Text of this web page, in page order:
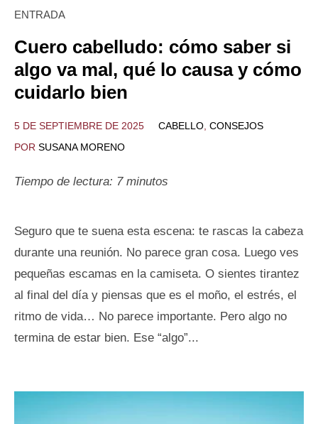
ENTRADA
Cuero cabelludo: cómo saber si
algo va mal, qué lo causa y cómo
cuidarlo bien
5 DE SEPTIEMBRE DE 2025 CABELLO, CONSEJOS
POR SUSANA MORENO
Tiempo de lectura: 7 minutos
Seguro que te suena esta escena: te rascas la cabeza
durante una reunión. No parece gran cosa. Luego ves
pequeñas escamas en la camiseta. O sientes tirantez
al final del día y piensas que es el moño, el estrés, el
ritmo de vida… No parece importante. Pero algo no
termina de estar bien. Ese “algo”...